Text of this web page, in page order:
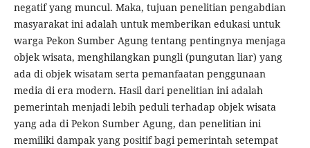
negatif yang muncul. Maka, tujuan penelitian pengabdian
masyarakat ini adalah untuk memberikan edukasi untuk
warga Pekon Sumber Agung tentang pentingnya menjaga
objek wisata, menghilangkan pungli (pungutan liar) yang
ada di objek wisatam serta pemanfaatan penggunaan
media di era modern. Hasil dari penelitian ini adalah
pemerintah menjadi lebih peduli terhadap objek wisata
yang ada di Pekon Sumber Agung, dan penelitian ini
memiliki dampak yang positif bagi pemerintah setempat